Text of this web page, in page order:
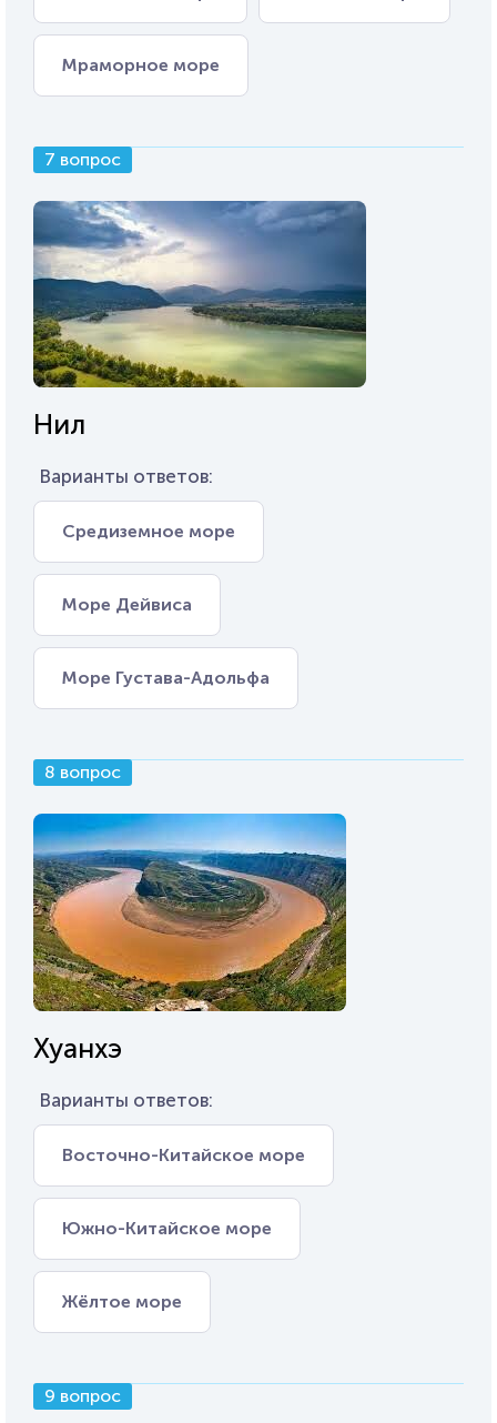
Мраморное море
7 вопрос
Нил
Варианты ответов:
Средиземное море
Море Дейвиса
Море Густава-Адольфа
8 вопрос
Хуанхэ
Варианты ответов:
Восточно-Китайское море
Южно-Китайское море
Жёлтое море
9 вопрос